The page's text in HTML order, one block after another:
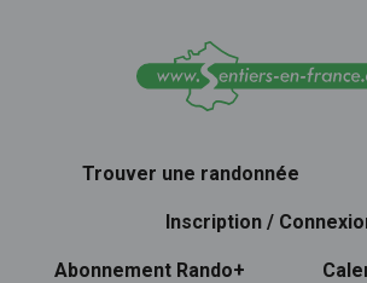
Trouver une randonnée
Inscription /
Abonnement Rando+